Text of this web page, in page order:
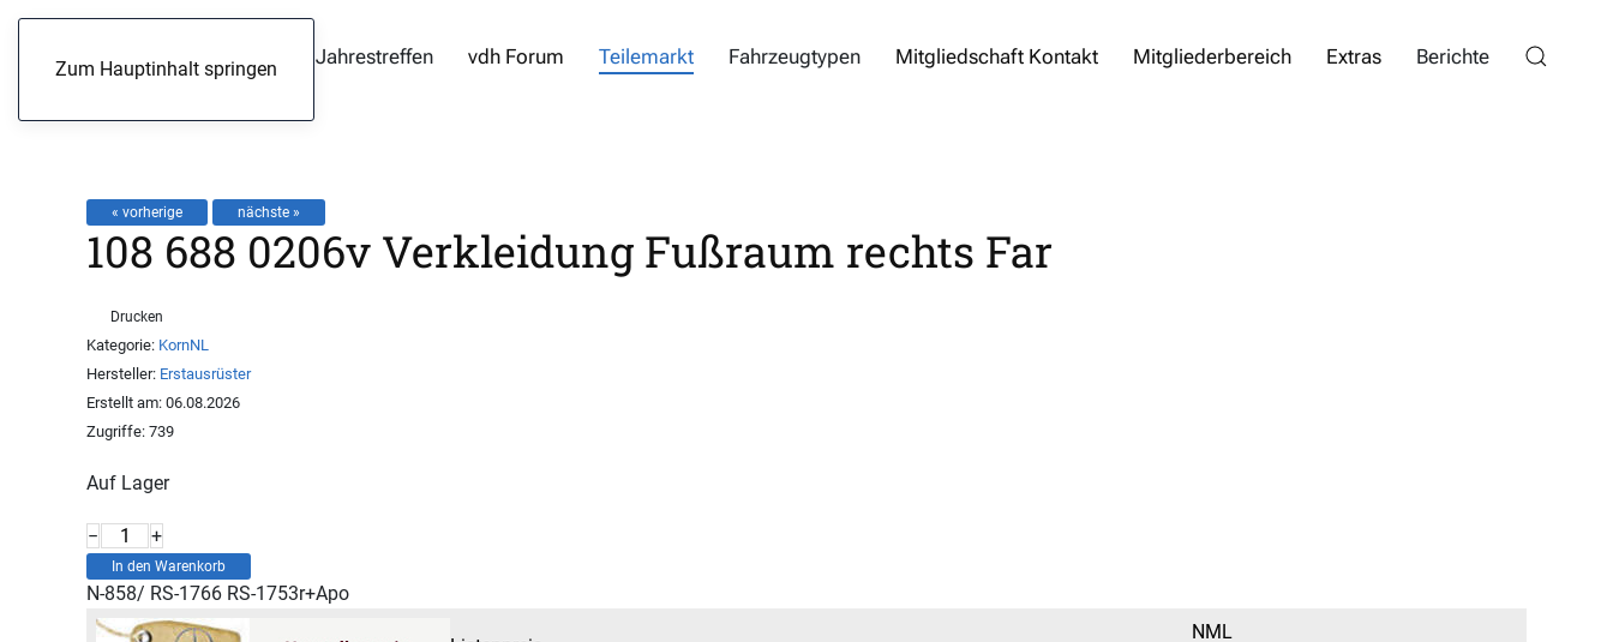
Zum Hauptinhalt springen
Jahrestreffen vdh Forum Teilemarkt Fahrzeugtypen Mitgliedschaft Kontakt Mitgliederbereich Extras Berichte
« vorherige nächste »
108 688 0206v Verkleidung Fußraum rechts Far
Drucken
Kategorie: KornNL
Hersteller: Erstausrüster
Erstellt am: 06.08.2026
Zugriffe: 739
Auf Lager
− +
In den Warenkorb
N-858/ RS-1766 RS-1753r+Apo
NML